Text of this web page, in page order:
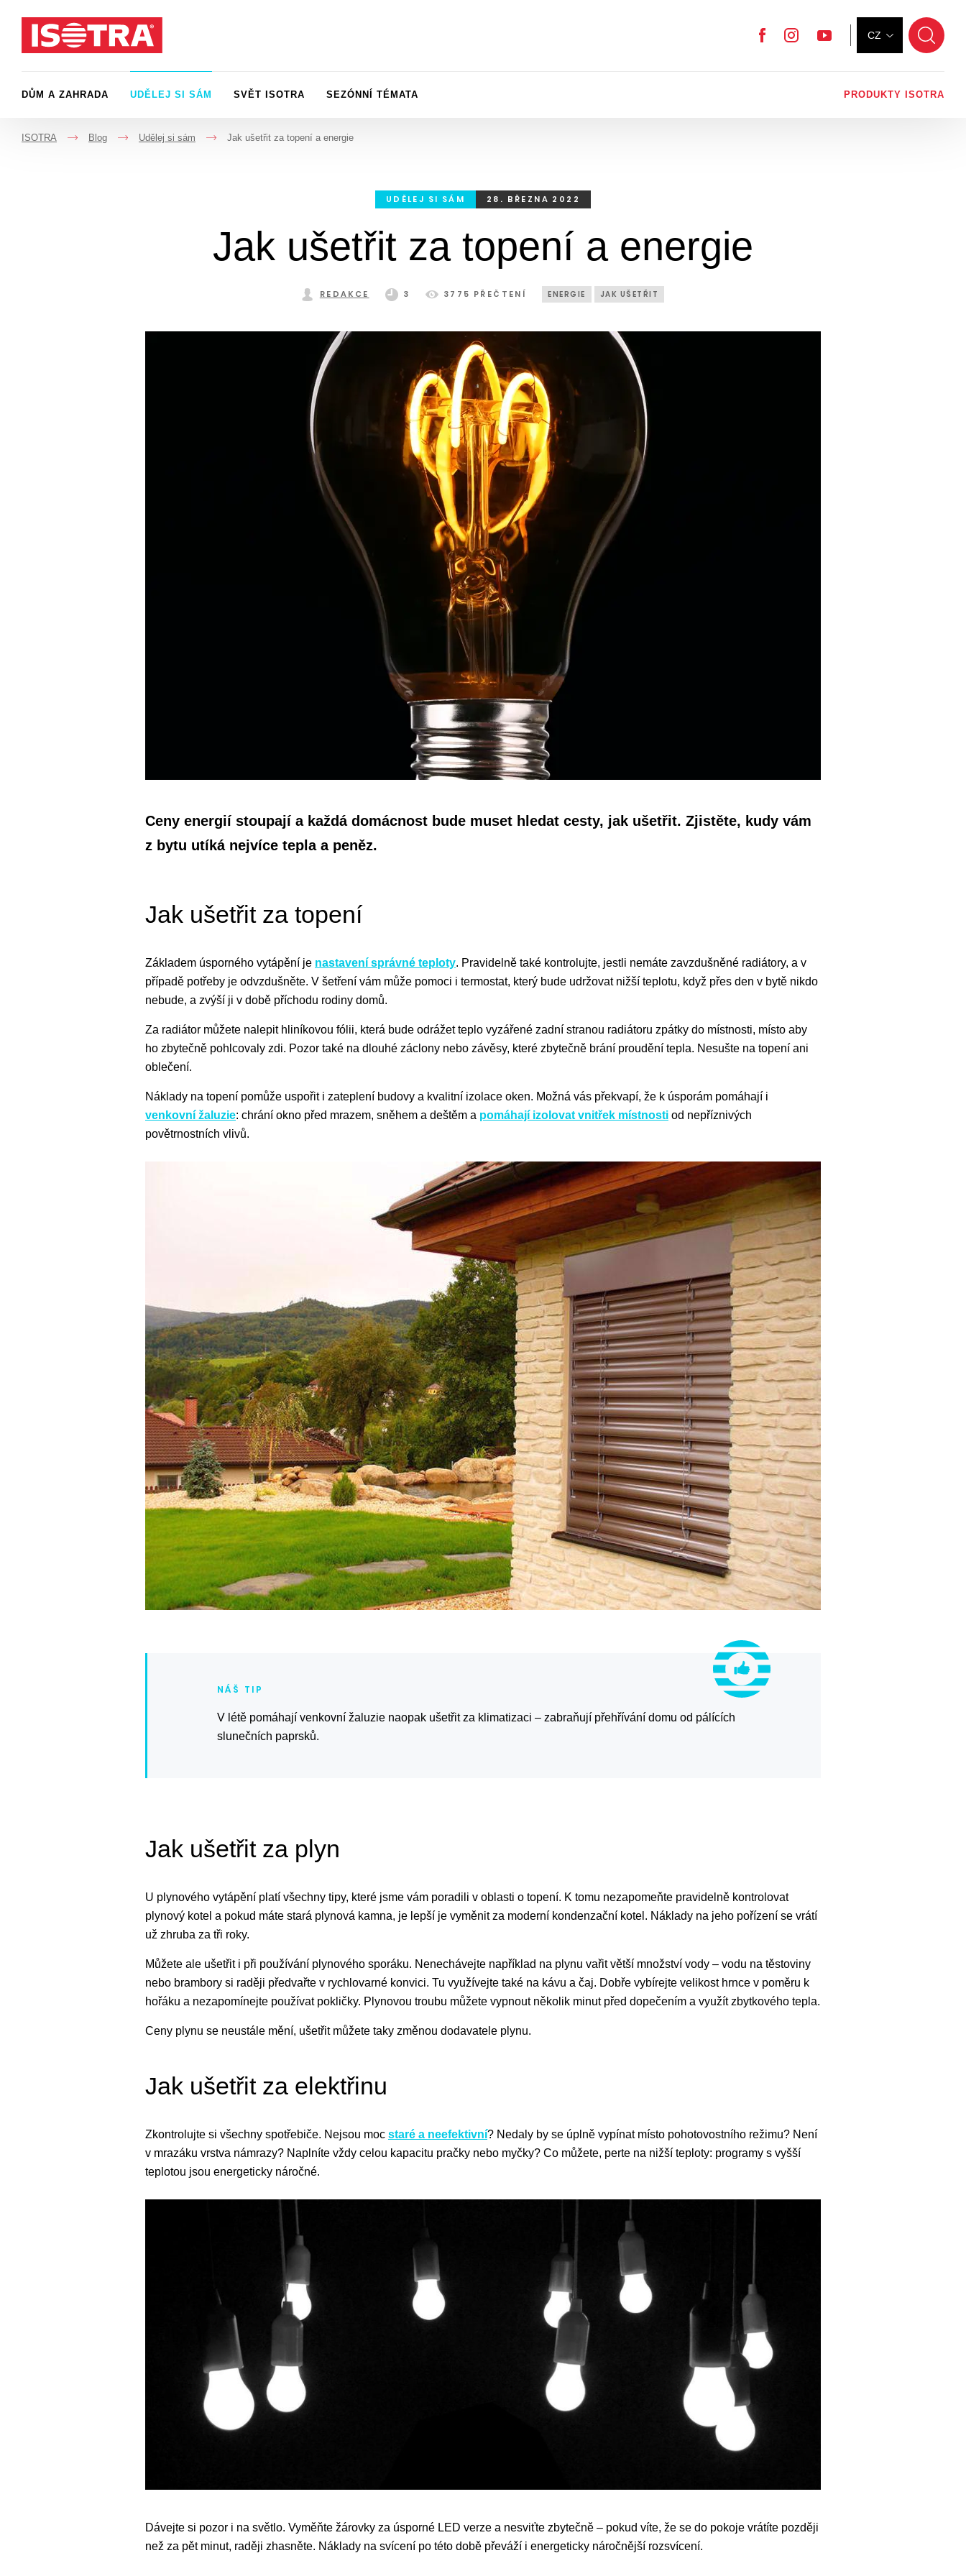
CZ
YouTube
Instagram
Facebook
DŮM A ZAHRADA UDĚLEJ SI SÁM SVĚT ISOTRA SEZÓNNÍ TÉMATA PRODUKTY ISOTRA
ISOTRA
->
Blog
->
Udělej si sám
->
Jak ušetřit za topení a energie
UDĚLEJ SI SÁM 28. BŘEZNA 2022
Jak ušetřit za topení a energie
REDAKCE 3 3775 PŘEČTENÍ ENERGIE JAK UŠETŘIT
Ceny energií stoupají a každá domácnost bude muset hledat cesty, jak ušetřit. Zjistěte, kudy vám
z bytu utíká nejvíce tepla a peněz.
Jak ušetřit za topení
Základem úsporného vytápění je nastavení správné teploty. Pravidelně také kontrolujte, jestli nemáte zavzdušněné radiátory, a v
případě potřeby je odvzdušněte. V šetření vám může pomoci i termostat, který bude udržovat nižší teplotu, když přes den v bytě nikdo
nebude, a zvýší ji v době příchodu rodiny domů.
Za radiátor můžete nalepit hliníkovou fólii, která bude odrážet teplo vyzářené zadní stranou radiátoru zpátky do místnosti, místo aby
ho zbytečně pohlcovaly zdi. Pozor také na dlouhé záclony nebo závěsy, které zbytečně brání proudění tepla. Nesušte na topení ani
oblečení.
Náklady na topení pomůže uspořit i zateplení budovy a kvalitní izolace oken. Možná vás překvapí, že k úsporám pomáhají i
venkovní žaluzie: chrání okno před mrazem, sněhem a deštěm a pomáhají izolovat vnitřek místnosti od nepříznivých
povětrnostních vlivů.
V létě pomáhají venkovní žaluzie naopak ušetřit za klimatizaci – zabraňují přehřívání domu od pálících
slunečních paprsků.
Jak ušetřit za plyn
U plynového vytápění platí všechny tipy, které jsme vám poradili v oblasti o topení. K tomu nezapomeňte pravidelně kontrolovat
plynový kotel a pokud máte stará plynová kamna, je lepší je vyměnit za moderní kondenzační kotel. Náklady na jeho pořízení se vrátí
už zhruba za tři roky.
Můžete ale ušetřit i při používání plynového sporáku. Nenechávejte například na plynu vařit větší množství vody – vodu na těstoviny
nebo brambory si raději předvařte v rychlovarné konvici. Tu využívejte také na kávu a čaj. Dobře vybírejte velikost hrnce v poměru k
hořáku a nezapomínejte používat pokličky. Plynovou troubu můžete vypnout několik minut před dopečením a využít zbytkového tepla.
Ceny plynu se neustále mění, ušetřit můžete taky změnou dodavatele plynu.
Jak ušetřit za elektřinu
Zkontrolujte si všechny spotřebiče. Nejsou moc staré a neefektivní? Nedaly by se úplně vypínat místo pohotovostního režimu? Není
v mrazáku vrstva námrazy? Naplníte vždy celou kapacitu pračky nebo myčky? Co můžete, perte na nižší teploty: programy s vyšší
teplotou jsou energeticky náročné.
Dávejte si pozor i na světlo. Vyměňte žárovky za úsporné LED verze a nesviťte zbytečně – pokud víte, že se do pokoje vrátíte později
než za pět minut, raději zhasněte. Náklady na svícení po této době převáží i energeticky náročnější rozsvícení.